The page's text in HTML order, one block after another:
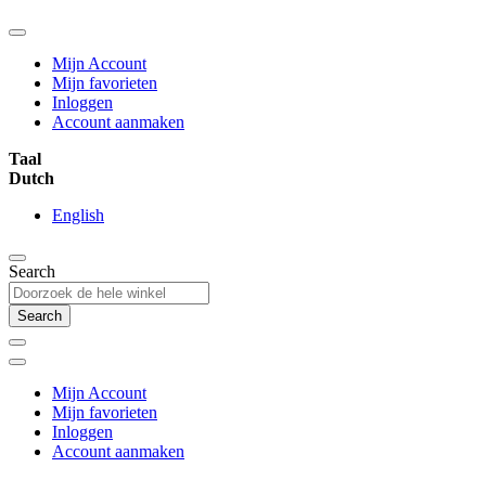
Mijn Account
Mijn favorieten
Inloggen
Account aanmaken
Taal
Dutch
English
Search
Search
Mijn Account
Mijn favorieten
Inloggen
Account aanmaken